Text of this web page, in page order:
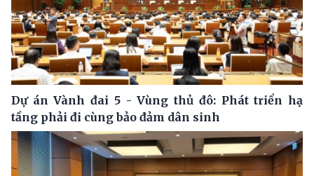
Dự án Vành đai 5 - Vùng thủ đô: Phát triển hạ
tầng phải đi cùng bảo đảm dân sinh